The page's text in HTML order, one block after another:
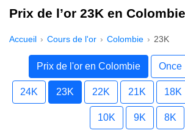
Prix de l’or 23K en
Accueil Cours de l'or Colombie 23K
Prix de l'or en Colombie Once
24K 23K 22K 21K 18K
10K 9K 8K